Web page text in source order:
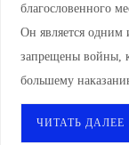
благословенного
Он является одним
запрещены войны,
большему
ЧИТАТЬ ДАЛЕЕ